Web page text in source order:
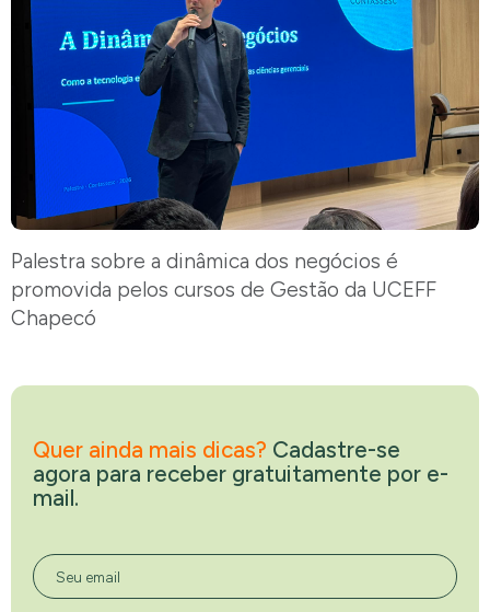
Palestra sobre a dinâmica dos negócios é
promovida pelos cursos de Gestão da UCEFF
Chapecó
Quer ainda mais dicas? Cadastre-se
agora para receber gratuitamente por e-
mail.
Seu email